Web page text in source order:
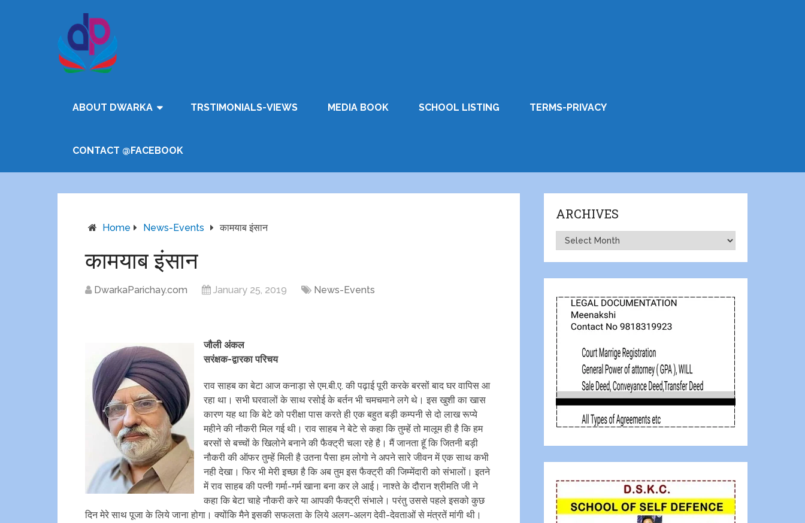
ABOUT DWARKA TRSTIMONIALS-VIEWS MEDIA BOOK SCHOOL LISTING TERMS-PRIVACY
CONTACT @FACEBOOK
Home News-Events कामयाब इंसान
कामयाब इंसान
DwarkaParichay.com January 25, 2019 News-Events
जौली अंकल
सरंक्षक-द्वारका परिचय
राव साहब का बेटा आज कनाड़ा से एम.बी.ए. की पढ़ाई पूरी करके बरसों बाद घर वापिस आ
रहा था। सभी घरवालों के साथ रसोई के बर्तन भी चमचमाने लगे थे। इस खुशी का खास
कारण यह था कि बेटे को परीक्षा पास करते ही एक बहुत बड़ी कम्पनी से दो लाख रूप्ये
महीने की नौकरी मिल गई थी। राव साहब ने बेटे से कहा कि तुम्हें तो मालूम ही है कि हम
बरसों से बच्चों के खिलोने बनाने की फैक्ट्री चला रहे है। मैं जानता हॅू कि जितनी बड़ी
नौकरी की ऑफर तुम्हें मिली है उतना पैसा हम लोगो ने अपने सारे जीवन में एक साथ कभी
नही देखा। फिर भी मेरी इच्छा है कि अब तुम इस फैक्ट्री की जिम्मेंदारी को संभालों। इतने
में राव साहब की पत्नी गर्मा-गर्म खाना बना कर ले आई। नाश्ते के दौरान श्रीमति जी ने
कहा कि बेटा चाहे नौकरी करे या आपकी फैक्ट्री संभाले। परंतु उससे पहले इसको कुछ
दिन मेरे साथ पूजा के लिये जाना होगा। क्योंकि मैने इसकी सफलता के लिये अलग-अलग देवी-देवताओं से मंत्रतें मांगी थी।
ARCHIVES
Archives